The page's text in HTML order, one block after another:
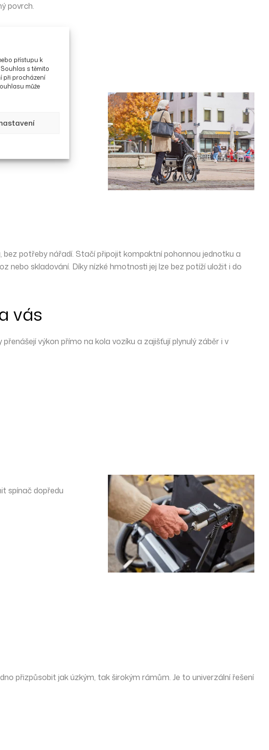
přístupu k
s těmito
při procházení
může
povrch.
má při
trasách.
, bez potřeby nářadí. Stačí připojit kompaktní pohonnou jednotku a
nebo skladování. Díky nízké hmotnosti jej lze bez potíží uložit i do
vás
výkon přímo na kola vozíku a zajišťujíplynulý záběr i v
spínač dopředu
přizpůsobit jak úzkým, tak širokým rámům. Je to univerzální řešení